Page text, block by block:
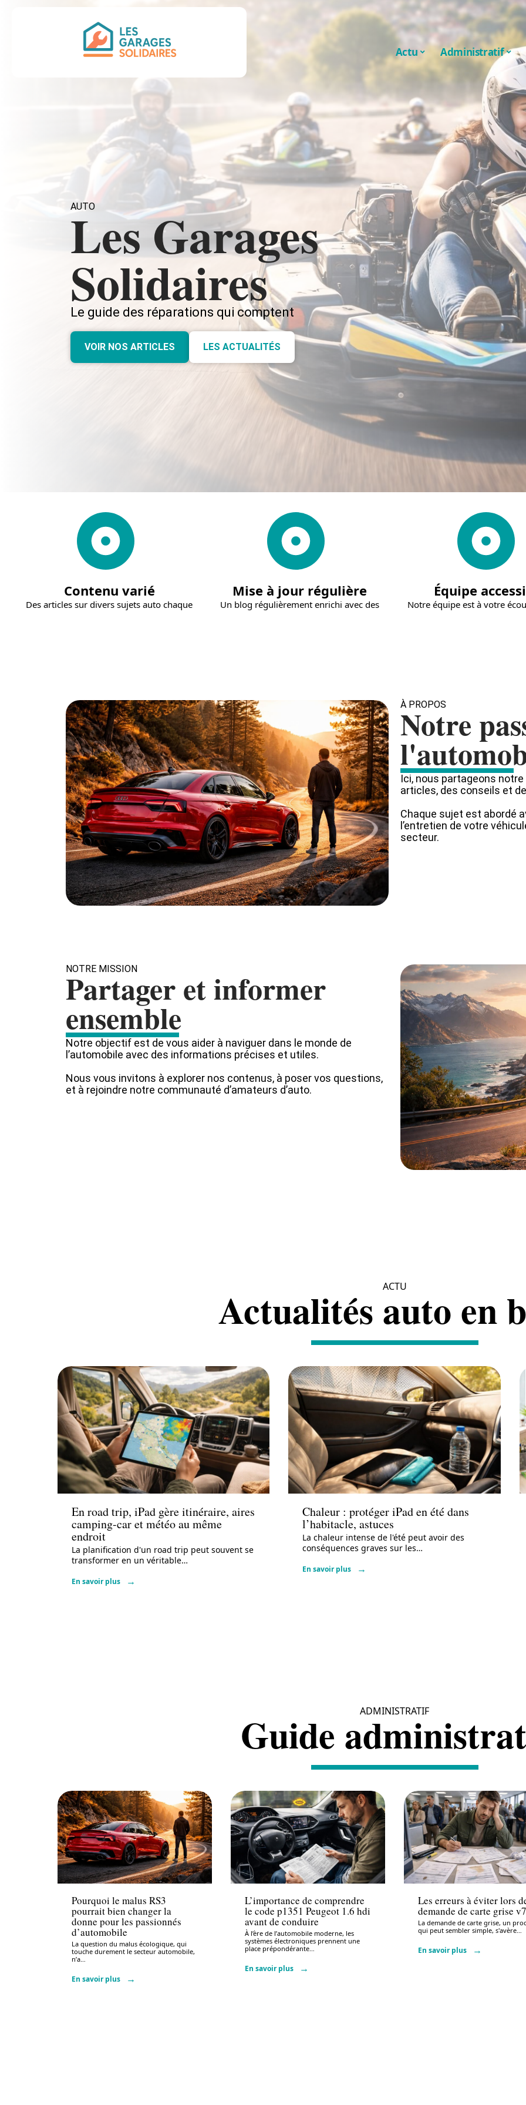
Actu Administratif
AUTO
Les Garages
Solidaires
Le guide des réparations qui comptent
VOIR NOS ARTICLES LES ACTUALITÉS
Contenu varié
Des articles sur divers sujets auto chaque
Mise à jour régulière
Un blog régulièrement enrichi avec des
Équipe
Notre équipe est à votre
À PROPOS
Notre
Ici, nous partageons
articles, des conseils et
Chaque sujet est abordé
l’entretien de votre
secteur.
NOTRE MISSION
Partager et informer
ensemble
Notre objectif est de vous aider à naviguer dans le monde de
l’automobile avec des informations précises et utiles.
Nous vous invitons à explorer nos contenus, à poser vos questions,
et à rejoindre notre communauté d’amateurs d’auto.
ACTU
Actualités auto en
Actu
En road trip, iPad gère itinéraire, aires
camping-car et météo au même
endroit
La planification d'un road trip peut souvent se
transformer en un véritable…
En savoir plus
Actu
Chaleur : protéger iPad en été dans
l’habitacle, astuces
La chaleur intense de l'été peut avoir des
conséquences graves sur les…
En savoir plus
ADMINISTRATIF
Guide
Administratif
Pourquoi le malus RS3
pourrait bien changer la
donne pour les passionnés
d’automobile
La question du malus écologique, qui
touche durement le secteur automobile,
n’a
En savoir plus
Administratif
L’importance de comprendre
le code p1351 Peugeot 1.6 hdi
avant de conduire
À l’ère de l’automobile moderne, les
systèmes électroniques prennent une
place prépondérante
En savoir plus
Administratif
Les erreurs à éviter lors
demande de carte grise v7
La demande de carte grise, un
qui peut sembler simple, s'avère
En savoir plus